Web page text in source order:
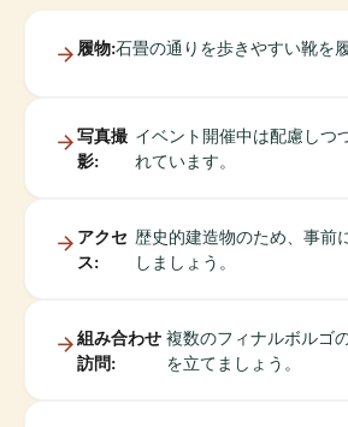
履物:石畳の通りを歩きやすい靴を
写真撮
影:
イベント開催中は配慮しつ
れています。
アクセ
ス:
歴史的建造物のため、事前
しましょう。
組み合わせ
訪問:
複数のフィナルボルゴ
を立てましょう。